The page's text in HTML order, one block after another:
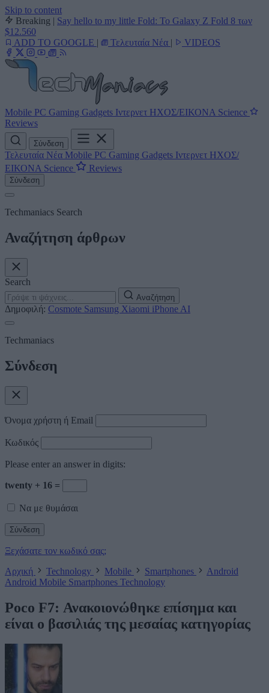
Skip to content
Breaking | Say hello to my little Fold: Το Galaxy Z Fold 8 των
$12.560
ADD TO GOOGLE | Τελευταία Νέα | VIDEOS
Mobile PC Gaming Gadgets Ιντερνετ ΗΧΟΣ/ΕΙΚΟΝΑ Science
Reviews
Σύνδεση
Τελευταία Νέα Mobile PC Gaming Gadgets Ιντερνετ ΗΧΟΣ/
ΕΙΚΟΝΑ Science Reviews
Σύνδεση
Techmaniacs Search
Αναζήτηση άρθρων
Search
Αναζήτηση
Δημοφιλή: Cosmote Samsung Xiaomi iPhone AI
Techmaniacs
Σύνδεση
Όνομα χρήστη ή Email
Κωδικός
Please enter an answer in digits:
twenty + 16 =
Να με θυμάσαι
Ξεχάσατε τον κωδικό σας;
Αρχική
Technology Mobile Smartphones
Android
Android Mobile Smartphones Technology
Poco F7: Ανακοιονώθηκε επίσημα και
είναι ο βασιλιάς της μεσαίας κατηγορίας